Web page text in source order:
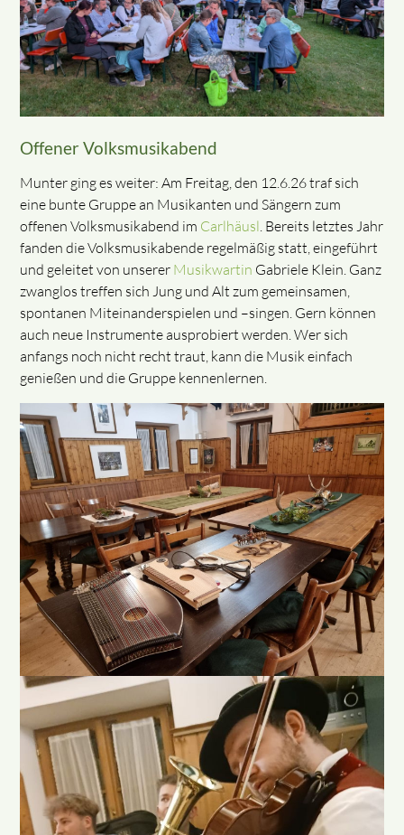
Offener Volksmusikabend
Munter ging es weiter: Am Freitag, den 12.6.26 traf sich
eine bunte Gruppe an Musikanten und Sängern zum
offenen Volksmusikabend im Carlhäusl . Bereits letztes Jahr
fanden die Volksmusikabende regelmäßig statt, eingeführt
und geleitet von unserer Musikwartin Gabriele Klein. Ganz
zwanglos treffen sich Jung und Alt zum gemeinsamen,
spontanen Miteinanderspielen und –singen. Gern können
auch neue Instrumente ausprobiert werden. Wer sich
anfangs noch nicht recht traut, kann die Musik einfach
genießen und die Gruppe kennenlernen.